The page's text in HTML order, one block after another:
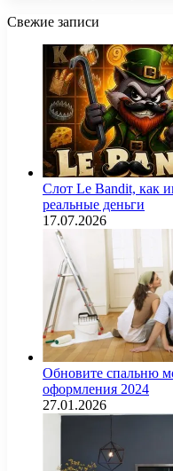
Свежие записи
Слот Le Bandit, как
реальные деньги
17.07.2026
Обновите спальню
оформления 2024
27.01.2026